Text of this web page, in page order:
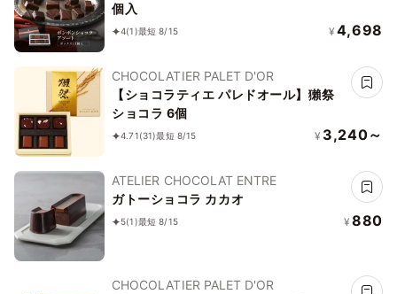
個入
4(1)最短 8/15 ¥ 4,698
CHOCOLATIER PALET D'OR
【ショコラティエ パレドオール】獺祭
ショコラ 6個
4.71(31)最短 8/15 ¥ 3,240～
ATELIER CHOCOLAT ENTRE
ガトーショコラ カカオ
5(1)最短 8/15 ¥ 880
CHOCOLATIER PALET D'OR